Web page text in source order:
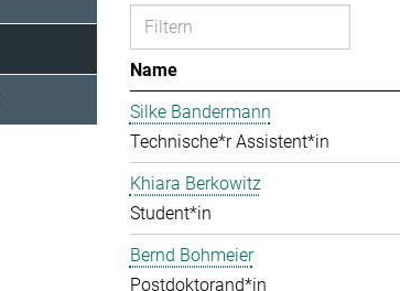
Name
Silke Bandermann
Technische*r Assistent*in
Khiara Berkowitz
Student*in
Bernd Bohmeier
Postdoktorand*in